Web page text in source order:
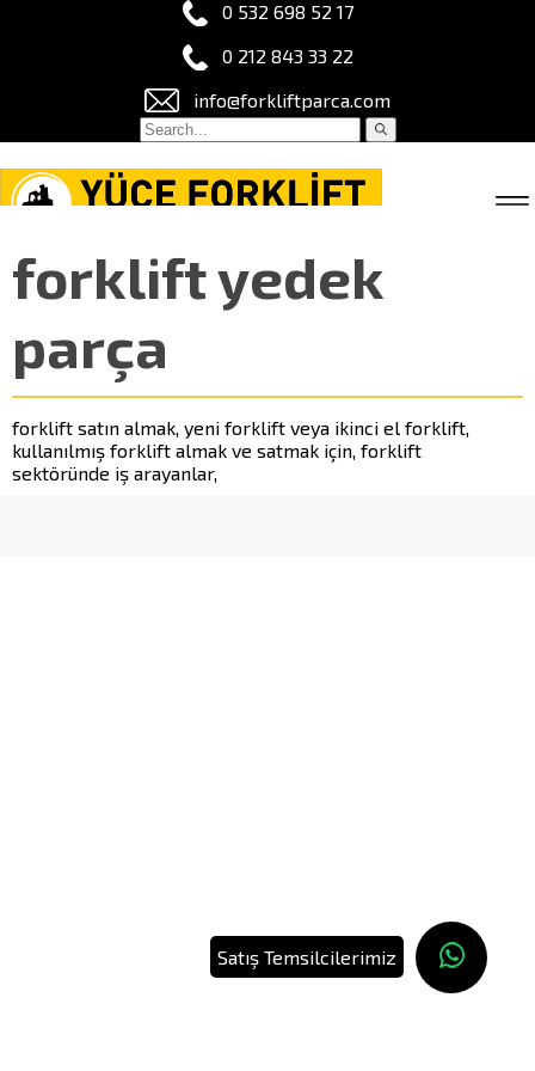
0 532 698 52 17
0 212 843 33 22
info@forkliftparca.com
Satış Temsilcilerimiz
forklift yedek
parça
forklift satın almak, yeni forklift veya ikinci el forklift,
kullanılmış forklift almak ve satmak için, forklift
sektöründe iş arayanlar,